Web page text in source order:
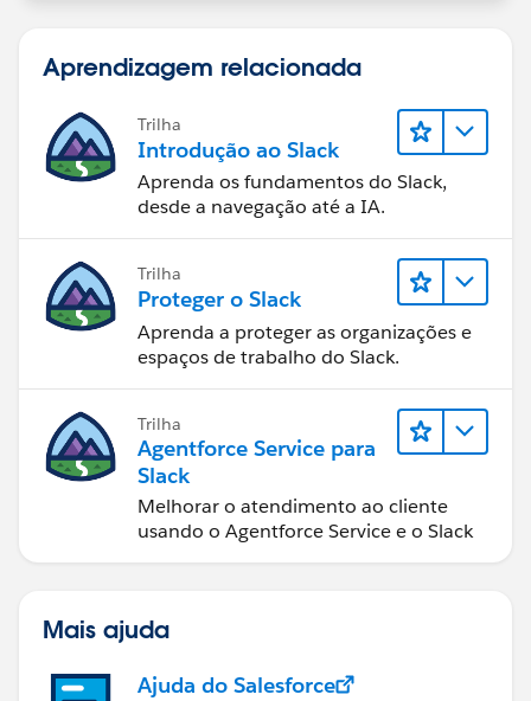
Aprendizagem relacionada
Trilha
Introdução ao Slack
Aprenda os fundamentos do Slack,
desde a navegação até a IA.
Trilha
Proteger o Slack
Aprenda a proteger as organizações e
espaços de trabalho do Slack.
Trilha
Agentforce Service para
Slack
Melhorar o atendimento ao cliente
usando o Agentforce Service e o Slack
Mais ajuda
Ajuda do Salesforce